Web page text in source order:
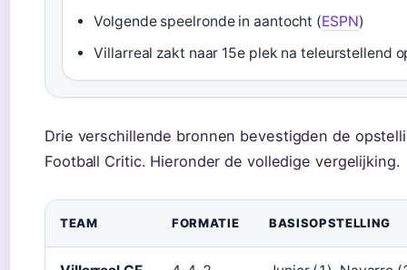
Volgende speelronde in aantocht (ESPN)
Villarreal zakt naar 15e plek na teleurstellend
Drie verschillende bronnen bevestigden de
Football Critic. Hieronder de volledige vergelijking.
TEAM FORMATIE BASISOPSTELLING